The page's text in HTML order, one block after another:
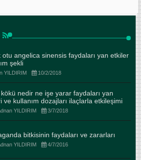
otu angelica sinensis faydaları yan etkiler
şekli
YILDIRIM 10/2/2018
nedir ne işe yarar faydaları yan
ve kullanım dozajları ilaçlarla etkileşimi
YILDIRIM 3/7/2018
bitkisinin faydaları ve zararları
YILDIRIM 4/7/2016